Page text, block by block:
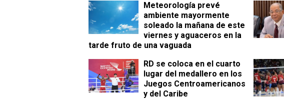
Meteorología prevé
ambiente mayormente
soleado la mañana de este
viernes y aguaceros en la
tarde fruto de una vaguada
RD se coloca en el cuarto
lugar del medallero en los
Juegos Centroamericanos
y del Caribe